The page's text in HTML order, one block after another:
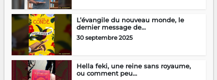
L’évangile du nouveau monde, le
dernier message de...
30 septembre 2025
Hella feki, une reine sans royaume,
ou comment peu...